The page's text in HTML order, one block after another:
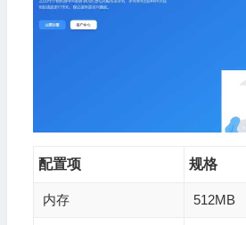
配置项 规格
内存 512MB